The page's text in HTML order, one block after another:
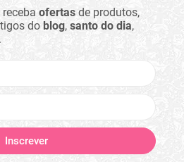
ofertas de produtos,
do blog, santo do dia,